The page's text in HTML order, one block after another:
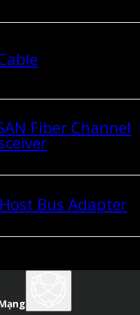
Fiber Channel
Bus Adapter